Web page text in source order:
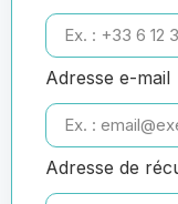
Adresse e-mail
Adresse de